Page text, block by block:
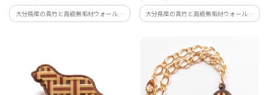
大分県産の真竹と高級無垢材ウォールナ
ットを組み合わせた、縁起の良い竹のブ
大分県産の真竹と高級無垢材ウォールナ
ットを組み合わせた、縁起の良い竹のブ
て、ジャケットやストール、帽子などに
さりげない和の品格を添えます。